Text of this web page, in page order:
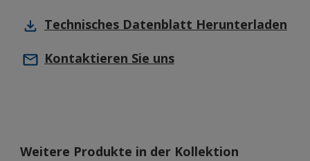
Technisches Datenblatt Herunterladen
Kontaktieren Sie uns
Weitere Produkte in der Kollektion